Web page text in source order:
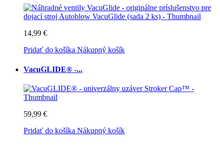
14,99 €
Pridať do košíka Nákupný košík
VacuGLIDE® -...
59,99 €
Pridať do košíka Nákupný košík